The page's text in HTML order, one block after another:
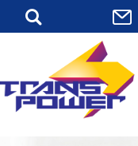
繁體中文